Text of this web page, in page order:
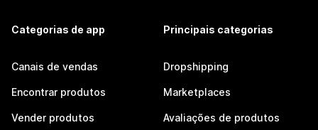
Categorias de app
Canais de vendas
Encontrar produtos
Vender produtos
Principais categorias
Dropshipping
Marketplaces
Avaliações de produtos